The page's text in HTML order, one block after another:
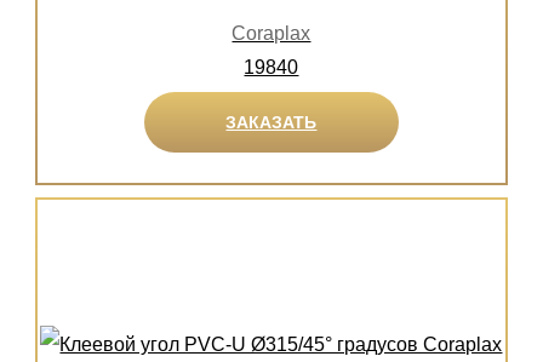
Coraplax
19840
ЗАКАЗАТЬ